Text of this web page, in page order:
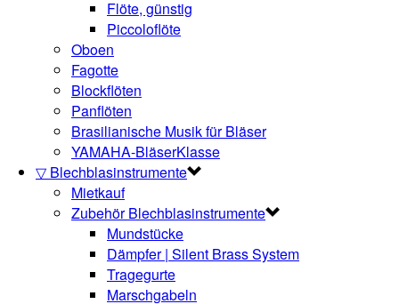
Flöte, günstig
Piccoloflöte
Oboen
Fagotte
Blockflöten
Panflöten
Brasilianische Musik für Bläser
YAMAHA-BläserKlasse
▽ Blechblasinstrumente
Mietkauf
Zubehör Blechblasinstrumente
Mundstücke
Dämpfer | Silent Brass System
Tragegurte
Marschgabeln